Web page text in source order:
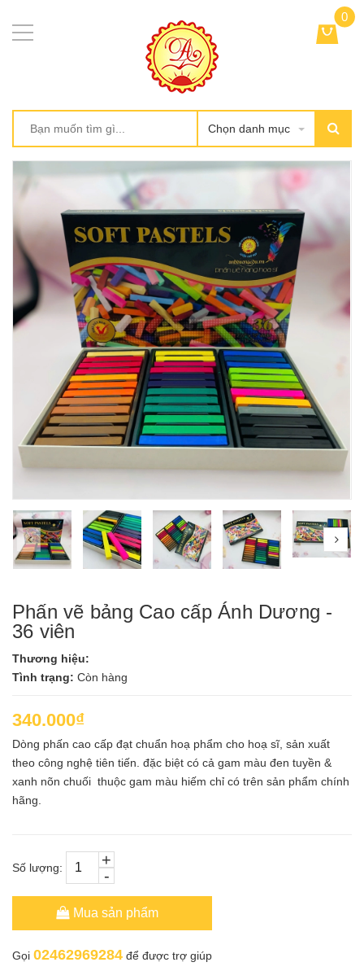
Chọn danh mục
0
prev
Phấn vẽ bảng Cao cấp Ánh Dương -
36 viên
Thương hiệu:
Tình trạng: Còn hàng
340.000₫
Dòng phấn cao cấp đạt chuẩn hoạ phẩm cho hoạ sĩ, sản xuất
theo công nghệ tiên tiến. đặc biệt có cả gam màu đen tuyền &
xanh nõn chuối thuộc gam màu hiếm chỉ có trên sản phẩm chính
hãng.
Số lượng: -
+
Mua sản phẩm
Gọi 02462969284 để được trợ giúp